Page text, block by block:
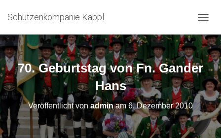
Schützenkompanie Kappl
A
V
A
T
I
O
N
U
M
70. Geburtstag von Fn. Gander
Hans
Veröffentlicht von adminam6. Dezember 2010